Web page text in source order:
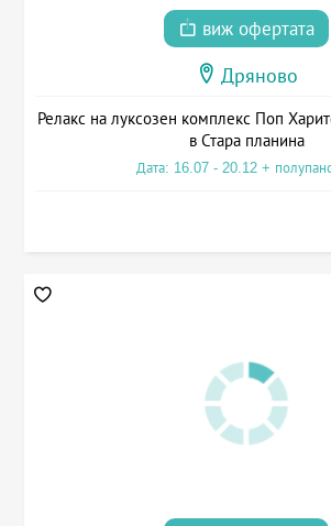
виж офертата
Дряново
Релакс на луксозен комплекс Поп
в Стара планина
Дата: 16.07 - 20.12 +